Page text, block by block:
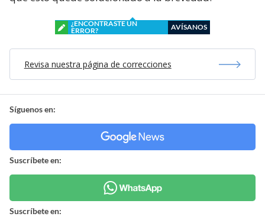
¿ENCONTRASTE UN
ERROR?
AVÍSANOS
Revisa nuestra página de correcciones
Síguenos en:
Suscríbete en:
Suscríbete en: